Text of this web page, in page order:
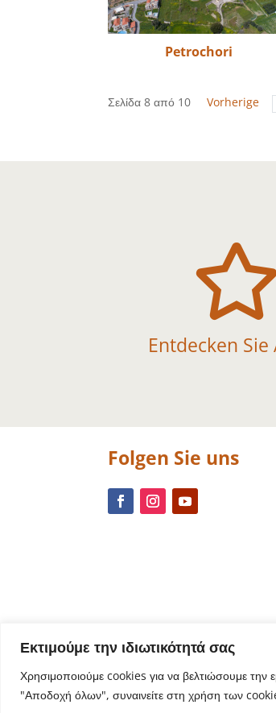
Εκτιμούμε την ιδιωτικότητά σας
Χρησιμοποιούμε cookies για να βελτιώσουμε την
"Αποδοχή όλων", συναινείτε στη χρήση των
Petrochori
Σελίδα 8 από 10 Vorherige
Entdecken Sie
Folgen Sie uns